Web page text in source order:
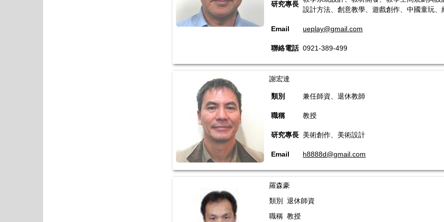
研究專長
設計方法、創意教學、遊戲創作、中國童玩、
Email ueplay@gmail.com
聯絡電話 0921-389-499
謝宏達
類別 兼任師資、退休教師
職稱 教授
研究專長 美術創作、美術設計
Email h8888d@gmail.com
羅森豪
類別 退休師資
職稱 教授